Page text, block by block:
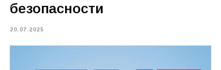
безопасности
20.07.2025